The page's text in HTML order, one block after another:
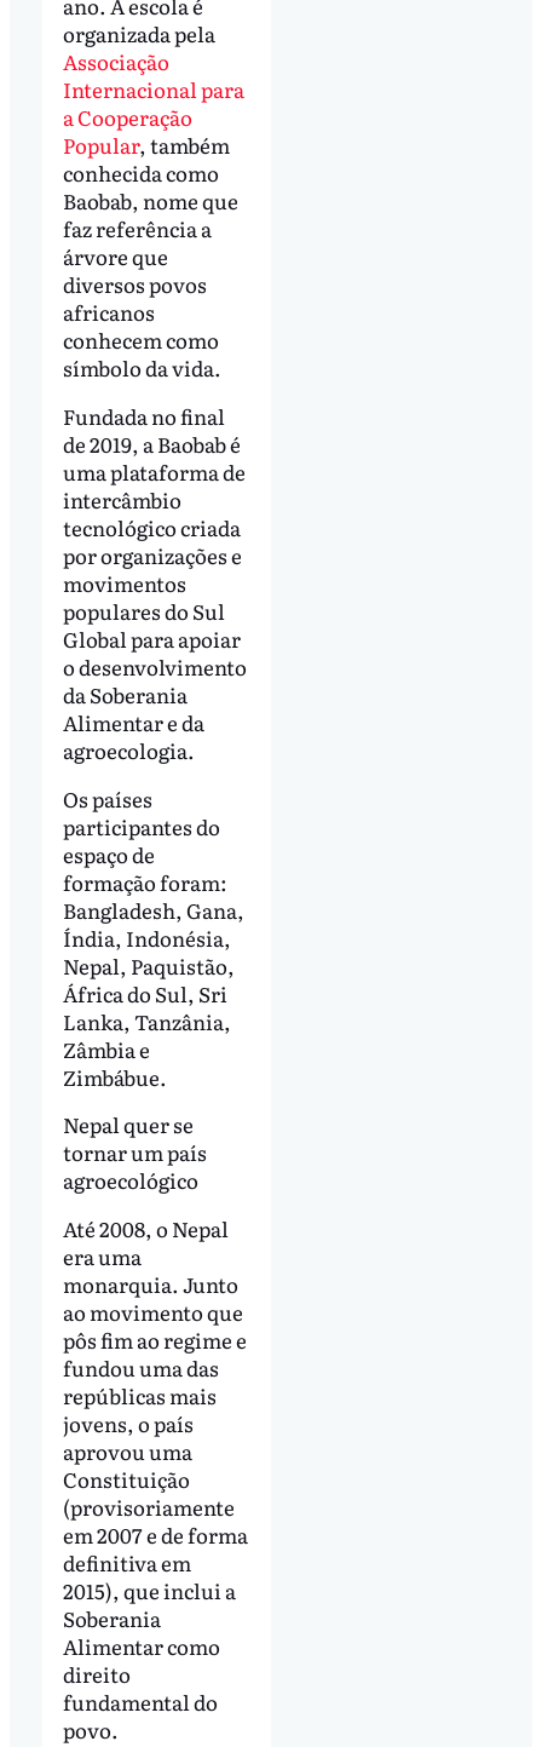
organizada pela
Associação
Internacional para
a Cooperação
Popular, também
conhecida como
Baobab, nome que
faz referência a
árvore que
diversos povos
africanos
conhecem como
símbolo da vida.
Fundada no final
de 2019, a Baobab é
uma plataforma de
intercâmbio
tecnológico criada
por organizações e
movimentos
populares do Sul
Global para apoiar
o desenvolvimento
da Soberania
Alimentar e da
agroecologia.
Os países
participantes do
espaço de
formação foram:
Bangladesh, Gana,
Índia, Indonésia,
Nepal, Paquistão,
África do Sul, Sri
Lanka, Tanzânia,
Zâmbia e
Zimbábue.
Nepal quer se
tornar um país
agroecológico
Até 2008, o Nepal
era uma
monarquia. Junto
ao movimento que
pôs fim ao regime e
fundou uma das
repúblicas mais
jovens, o país
aprovou uma
Constituição
(provisoriamente
em 2007 e de forma
definitiva em
2015), que inclui a
Soberania
Alimentar como
direito
fundamental do
povo.